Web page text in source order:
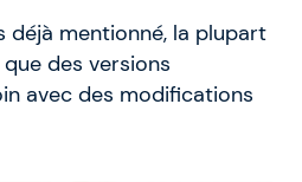
déjà mentionné, la plupart
des versions
avec des modifications